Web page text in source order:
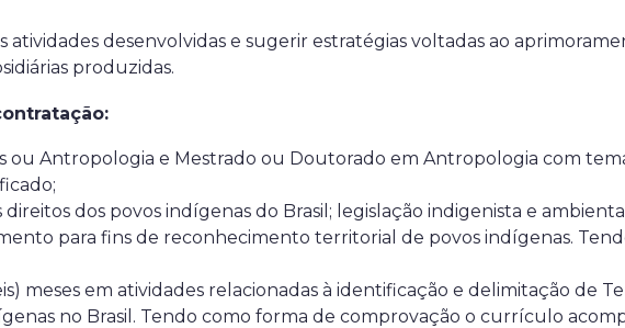
desenvolvidas e sugerir estratégias voltadas ao
produzidas.
ou Antropologia e Mestrado ou Doutorado em Antropologia com
dos povos indígenas do Brasil; legislação indigenista e
para fins de reconhecimento territorial de povos indígenas.
meses em atividades relacionadas à identificação e delimitação de
no Brasil. Tendo como forma de comprovação o currículo